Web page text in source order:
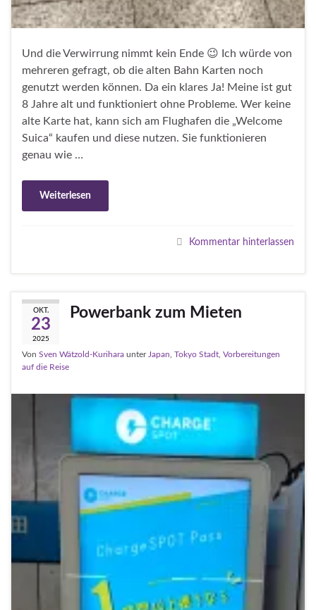
Und die Verwirrung nimmt kein Ende 😉 Ich würde von
mehreren gefragt, ob die alten Bahn Karten noch
genutzt werden können. Da ein klares Ja! Meine ist gut
8 Jahre alt und funktioniert ohne Probleme. Wer keine
alte Karte hat, kann sich am Flughafen die „Welcome
Suica“ kaufen und diese nutzen. Sie funktionieren
genau wie …
Weiterlesen
Kommentar hinterlassen
OKT.
23
2025
Powerbank zum Mieten
Von Sven Wätzold-Kurihara unter Japan Tokyo Stadt Vorbereitungen
auf die Reise